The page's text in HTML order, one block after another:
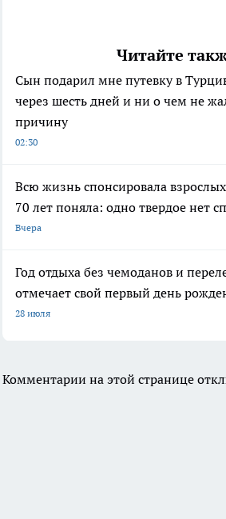
Читайте
Сын подарил мне путевку в
через шесть дней и ни о чем не
причину
02:30
Всю жизнь спонсировала
70 лет поняла: одно твердое нет
Вчера
Год отдыха без чемоданов и
отмечает свой первый день
28 июля
Комментарии на этой странице